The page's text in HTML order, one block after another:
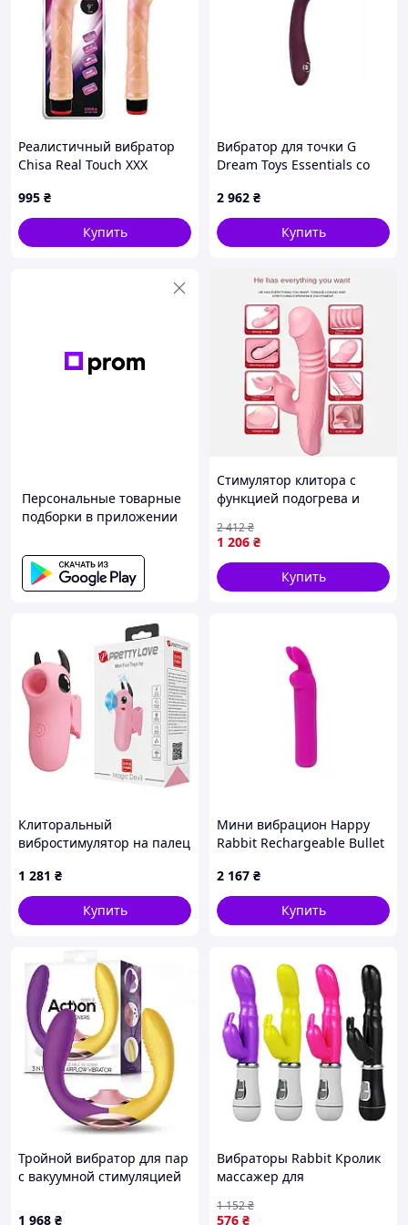
Реалистичный вибратор
Chisa Real Touch ХХХ
секс-шоп
995 ₴
Купить
Вибратор для точки G
Dream Toys Essentials со
3,6 см
2 962 ₴
Купить
Персональные товарные
подборки в приложении
Стимулятор клитора с
функцией подогрева и
Вибратор-кролик с
пульсацией rtyui
1 206 ₴
2 412₴
Купить
Клиторальный
вибростимулятор на палец
электростимуляцией
розовый LYBAILE Super
Finger Magic Devil ErMax
1 281 ₴
Купить
Мини вибрацион Happy
Rabbit Rechargeable Bullet
2 167 ₴
Купить
Тройной вибратор для пар
с вакуумной стимуляцией
пальцев фиолетово
1 968 ₴
Вибраторы Rabbit Кролик
массажер для
игрушки,Женские
576 ₴
1 152₴